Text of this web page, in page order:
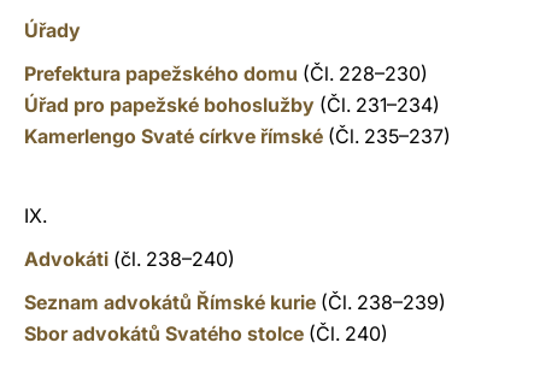
Úřady
Prefektura papežského domu (Čl. 228–230)
Úřad pro papežské bohoslužby (Čl. 231–234)
Kamerlengo Svaté církve římské (Čl. 235–237)
IX.
Advokáti (čl. 238–240)
Seznam advokátů Římské kurie (Čl. 238–239)
Sbor advokátů Svatého stolce (Čl. 240)